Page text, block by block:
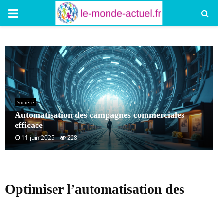
PRIMARY
Société
Automatisation des campagnes commerciales
efficace
11 juin 2025 228
Optimiser l’automatisation des